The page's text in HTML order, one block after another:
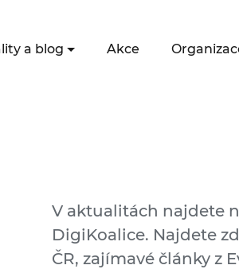
a blog Akce
V aktualitách najdete
DigiKoalice. Najdete
ČR, zajímavé články z